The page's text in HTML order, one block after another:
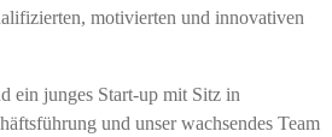
motivierten und innovativen
ein junges Start-up mit Sitz in
und unser wachsendes Team